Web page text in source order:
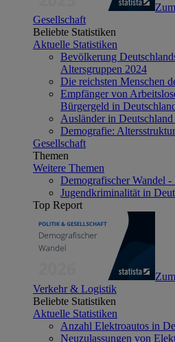
Gesellschaft
Beliebte Statistiken
Aktuelle Statistiken
Bevölkerung
Altersgruppen 2024
Die reichsten Menschen
Empfänger von
Bürgergeld in
Ausländer in
Demografie:
Gesellschaft
Themen
Weitere Themen
Demografischer Wandel
Jugendkriminalität in
Top Report
Verkehr & Logistik
Beliebte Statistiken
Aktuelle Statistiken
Anzahl Elektroautos in
Neuzulassungen von